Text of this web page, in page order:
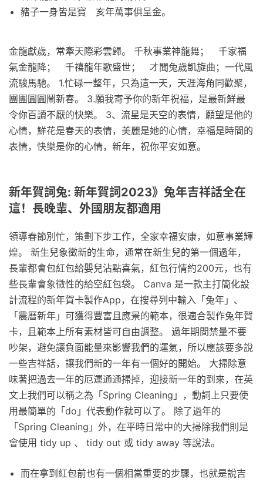
豬子一身皆是寶 亥年萬事俱呈金。
金龍獻歲，常牽天際彩雲歸。 千秋事業神龍舞； 千家福
氣金龍降； 千禧龍年歌盛世； 才聞兔歲凱旋曲；一代風
流駿馬馳。 1.忙碌一整年，只為這一天，天涯海角同歡聚，
團團圓圓鬧新春。 3.願我寄予你的新年祝福，是最新鮮最
令你百讀不厭的快樂。 3、流星是天空的表情，願望是他的
心情，鮮花是春天的表情，美麗是她的心情，幸福是時間的
表情，快樂是你的心情，新年，祝你平安如意。
新年賀詞兔: 新年賀詞2023》兔年吉祥話全在
這！長晚輩、外國朋友都適用
領導春節別忙，策劃下步工作，全家幸福安康，如意事業輝
煌。 新生兒象徵新的生命，通常在新生兒的第一個過年，
長輩都會包紅包給嬰兒沾點喜氣，紅包行情約200元，也有
些長輩會象徵性的給空紅包袋。 Canva 是一款主打簡化設
計流程的新年賀卡製作App，在搜尋列中輸入「兔年」、
「農曆新年」可獲得豐富且應景的範本，很適合製作兔年賀
卡，且範本上所有素材皆可自由調整。 過年期間禁量不要
吵架，避免讓負面能量來影響我們的運氣，所以應該要多說
一些吉祥話，讓我們新的一年有一個好的開始。 大掃除意
味著把過去一年的厄運通通掃掉，迎接新一年的到來，在英
文上我們可以稱之為「Spring Cleaning」，動詞上只要使
用最簡單的「do」代表動作就可以了。 除了過年的
「Spring Cleaning」外，在平時日常中的大掃除我們則是
會使用 tidy up 、 tidy out 或 tidy away 等說法。
而在拿到紅包前也有一個相當重要的步驟，也就是說吉